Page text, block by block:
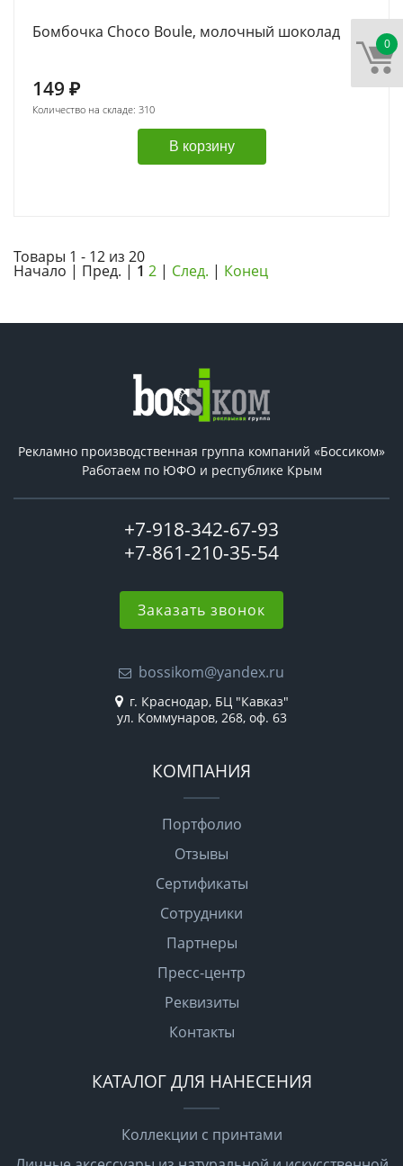
0
Бомбочка Choсo Boule, молочный шоколад
149 ₽
Количество на складе: 310
В корзину
Товары 1 - 12 из 20
Начало | Пред. | 1 2 | След. | Конец
Рекламно производственная группа компаний «Боссиком»
Работаем по ЮФО и республике Крым
+7-918-342-67-93
+7-861-210-35-54
Заказать звонок
bossikom@yandex.ru
г. Краснодар, БЦ "Кавказ"
ул. Коммунаров, 268, оф. 63
КОМПАНИЯ
Портфолио
Отзывы
Сертификаты
Сотрудники
Партнеры
Пресс-центр
Реквизиты
Контакты
КАТАЛОГ ДЛЯ НАНЕСЕНИЯ
Коллекции с принтами